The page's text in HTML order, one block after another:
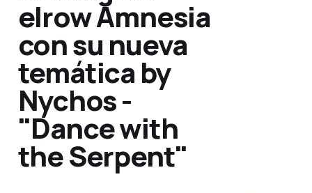
elrow Amnesia
con su nueva
temática by
Nychos -
"Dance with
the Serpent"